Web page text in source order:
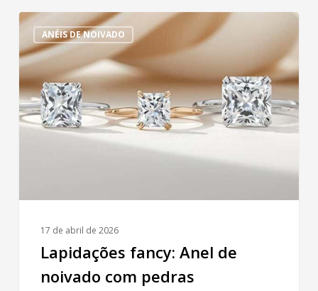
ANÉIS DE NOIVADO
Lapidações
fancy:
Anel
de
noivado
com
pedras
17 de abril de 2026
Lapidações fancy: Anel de
noivado com pedras